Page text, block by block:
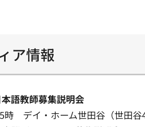
ア情報
語教師募集説明会
時 デイ・ホーム世田谷（世田